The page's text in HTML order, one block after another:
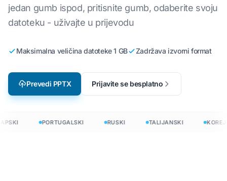
jedan gumb ispod, pritisnite gumb, odaberite svoju
datoteku - uživajte u prijevodu
Maksimalna veličina datoteke 1 GB Zadržava izvorni format
Prevedi PPTX Prijavite se besplatno
PORTUGALSKI RUSKI TALIJANSKI